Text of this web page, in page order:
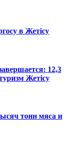
в Жетісу
12,3
Жетісу
тонн мяса и